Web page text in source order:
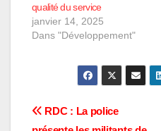
qualité du service
janvier 14, 2025
Dans "Développement"
Navigation
RDC : La police